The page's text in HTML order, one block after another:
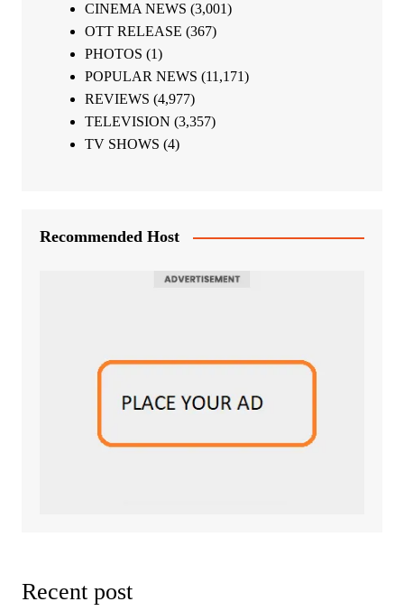
CINEMA NEWS (3,001)
OTT RELEASE (367)
PHOTOS (1)
POPULAR NEWS (11,171)
REVIEWS (4,977)
TELEVISION (3,357)
TV SHOWS (4)
Recommended Host
Recent post